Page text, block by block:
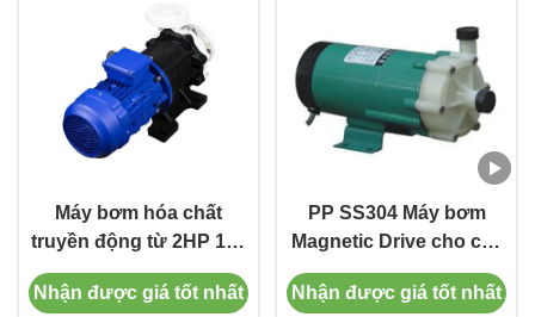
Máy bơm hóa chất
truyền động từ 2HP 150
PSI
Nhận được giá tốt nhất
PP SS304 Máy bơm
Magnetic Drive cho các
thiết bị chế biến phim
nhôm, kéo dây, loại bỏ
Nhận được giá tốt nhất